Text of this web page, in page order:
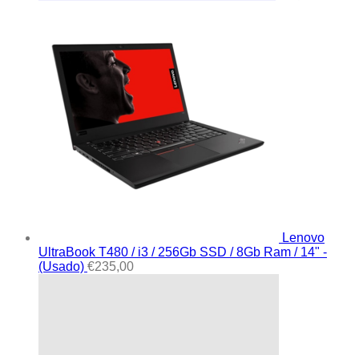
Lenovo
UltraBook T480 / i3 / 256Gb SSD / 8Gb Ram / 14" -
(Usado) €235,00